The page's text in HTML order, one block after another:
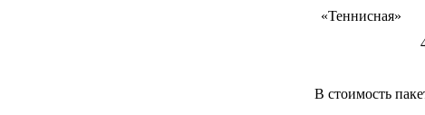
«Теннисная»
В стоимость